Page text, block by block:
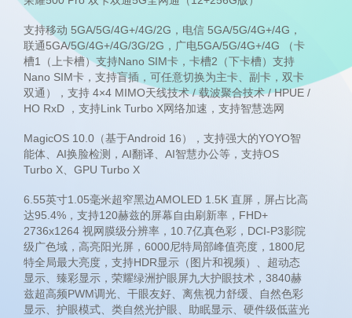
支持移动 5GA/5G/4G+/4G/2G，电信 5GA/5G/4G+/4G，
联通5GA/5G/4G+/4G/3G/2G，广电5GA/5G/4G+/4G （卡
槽1（上卡槽）支持Nano SIM卡，卡槽2（下卡槽）支持
Nano SIM卡，支持盲插，可任意切换为主卡、副卡，双卡
双通），支持 4×4 MIMO天线技术 / 载波聚合技术 / HPUE /
HO RxD ，支持Link Turbo X网络加速，支持智慧选网
MagicOS 10.0（基于Android 16），支持强大的YOYO智
能体、AI换脸检测，AI翻译、AI智慧办公等，支持OS
Turbo X、GPU Turbo X
6.55英寸1.05毫米超窄黑边AMOLED 1.5K 直屏，屏占比高
达95.4%，支持120赫兹的屏幕自由刷新率，FHD+
2736x1264 视网膜级分辨率，10.7亿真色彩，DCI-P3影院
级广色域，高亮阳光屏，6000尼特局部峰值亮度，1800尼
特全局最大亮度，支持HDR显示（图片和视频）、超动态
显示、臻彩显示，荣耀绿洲护眼屏九大护眼技术，3840赫
兹超高频PWM调光、干眼友好、离焦视力舒缓、自然色彩
显示、护眼模式、类自然光护眼、助眠显示、硬件级低蓝光